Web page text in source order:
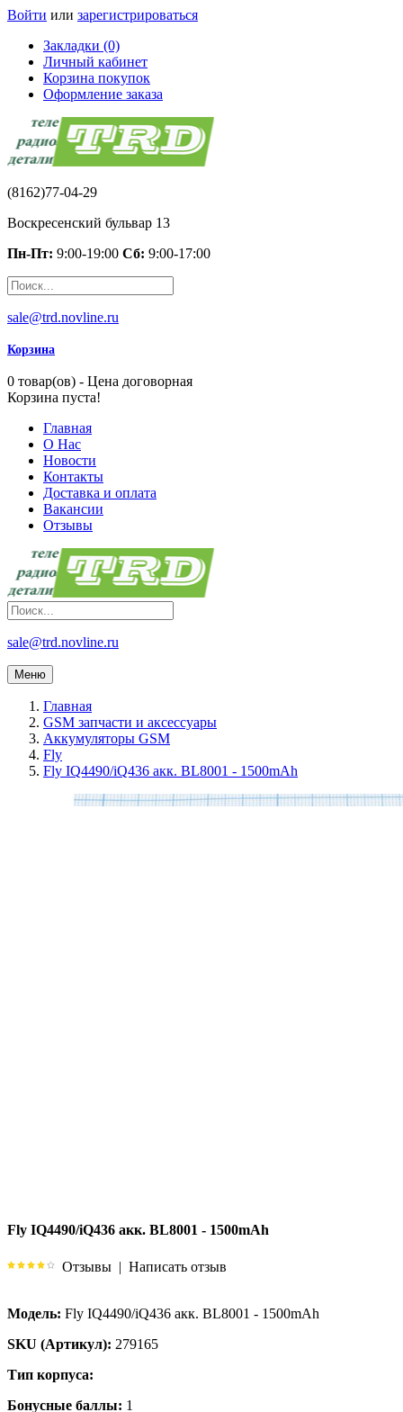
Войти или зарегистрироваться
Закладки (0)
Личный кабинет
Корзина покупок
Оформление заказа
(8162)77-04-29
Воскресенский бульвар 13
Пн-Пт: 9:00-19:00 Сб: 9:00-17:00
sale@trd.novline.ru
Корзина
0 товар(ов) - Цена договорная
Корзина пуста!
Главная
О Нас
Новости
Контакты
Доставка и оплата
Вакансии
Отзывы
sale@trd.novline.ru
Меню
Главная
GSM запчасти и аксессуары
Аккумуляторы GSM
Fly
Fly IQ4490/iQ436 акк. BL8001 - 1500mAh
Fly IQ4490/iQ436 акк. BL8001 - 1500mAh
Отзывы | Написать отзыв
Модель: Fly IQ4490/iQ436 акк. BL8001 - 1500mAh
SKU (Артикул): 279165
Тип корпуса:
Бонусные баллы: 1